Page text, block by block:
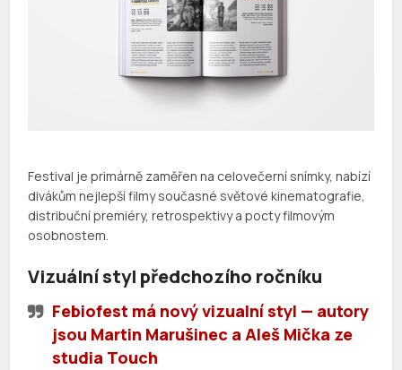
Festival je primárně zaměřen na celovečerní snímky, nabízí
divákům nejlepší filmy současné světové kinematografie,
distribuční premiéry, retrospektivy a pocty filmovým
osobnostem.
Vizuální styl předchozího ročníku
Febiofest má nový vizualní styl — autory
jsou Martin Marušinec a Aleš Mička ze
studia Touch